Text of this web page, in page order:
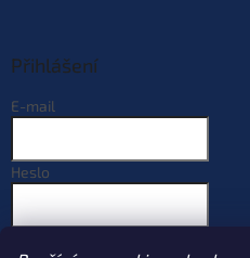
Přihlášení
E-mail
Heslo